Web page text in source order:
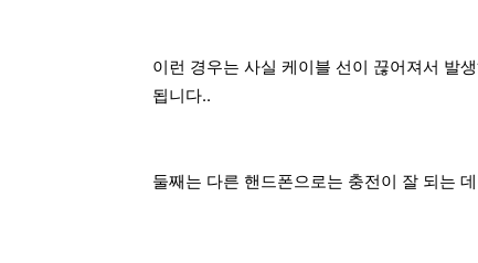
이런 경우는 사실 케이블 선이 끊어져서 발
됩니다..
둘째는 다른 핸드폰으로는 충전이 잘 되는 데